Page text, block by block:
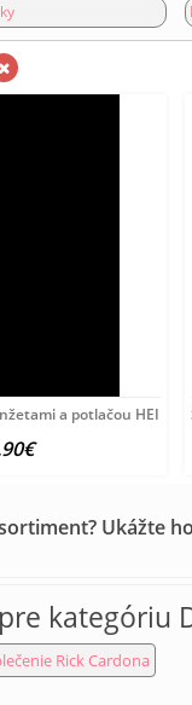
a potlačou HEINE,
Ukážte
kategóriu
Rick Cardona